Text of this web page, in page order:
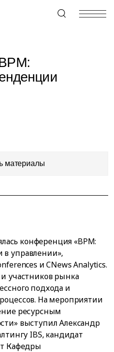
+7 (495) 967-80-80
материалы
конференция «BPM:
управлении»,
и CNews Analytics.
участников рынка
подхода и
На мероприятии
ресурсным
выступил Александр
IBS, кандидат
Кафедры